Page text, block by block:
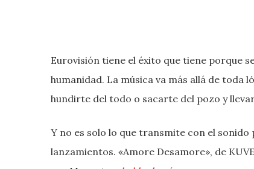
Eurovisión tiene el éxito que tiene porque
humanidad. La música va más allá de toda
hundirte del todo o sacarte del pozo y
Y no es solo lo que transmite con el
lanzamientos. «Amore Desamore», de